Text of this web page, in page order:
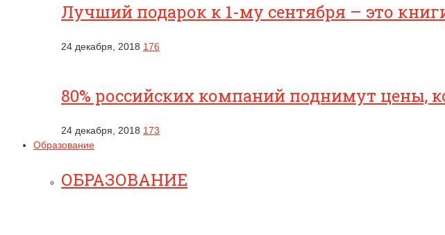
Лучший подарок к 1-му сентября – это
24 декабря, 2018 176
80% российских компаний поднимут цены,
24 декабря, 2018 173
Образование
ОБРАЗОВАНИЕ